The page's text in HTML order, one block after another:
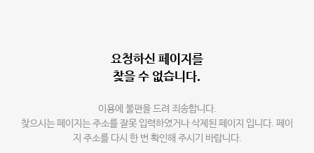
요청하신 페이지를
찾을 수 없습니다.
이용에 불편을 드려 죄송합니다.
찾으시는 페이지는 주소를 잘못 입력하였거나 삭제된 페이지 입니다. 페이
지 주소를 다시 한 번 확인해 주시기 바랍니다.